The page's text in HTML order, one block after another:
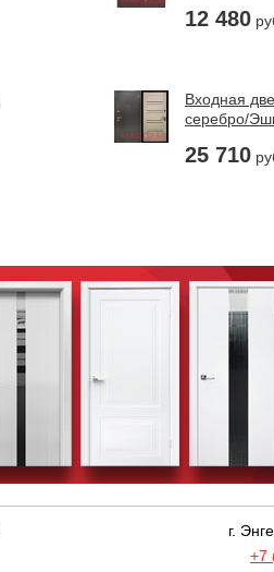
12 480
Входная
серебро/
25 710
г.
+7